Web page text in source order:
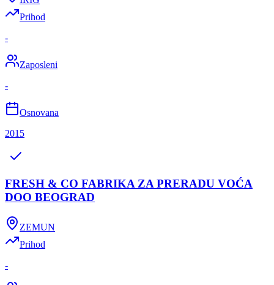
Prihod
-
Zaposleni
-
Osnovana
2015
FRESH & CO FABRIKA ZA PRERADU VOĆA
DOO BEOGRAD
ZEMUN
Prihod
-